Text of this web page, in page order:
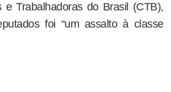
Trabalhadoras do Brasil (CTB),
foi “um assalto à classe